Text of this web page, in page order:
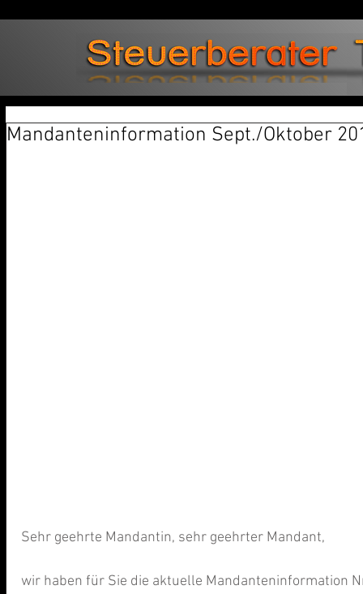
Mandanteninformation Sept./Oktober
Sehr geehrte Mandantin, sehr geehrter Mandant,
wir haben für Sie die aktuelle Mandanteninformation